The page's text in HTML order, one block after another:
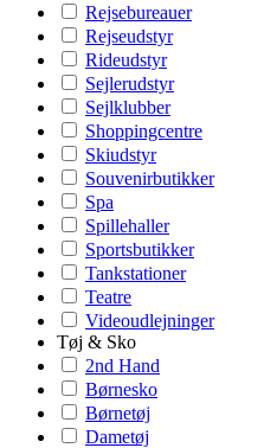
Rejsebureauer
Rejseudstyr
Rideudstyr
Sejlerudstyr
Sejlklubber
Shoppingcentre
Skiudstyr
Souvenirbutikker
Spa
Spillehaller
Sportsbutikker
Tankstationer
Teatre
Videoudlejninger
Tøj & Sko
2nd Hand
Børnesko
Børnetøj
Dametøj